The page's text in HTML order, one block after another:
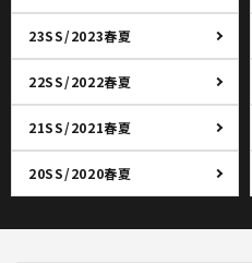
23SS/2023春夏
22SS/2022春夏
21SS/2021春夏
20SS/2020春夏